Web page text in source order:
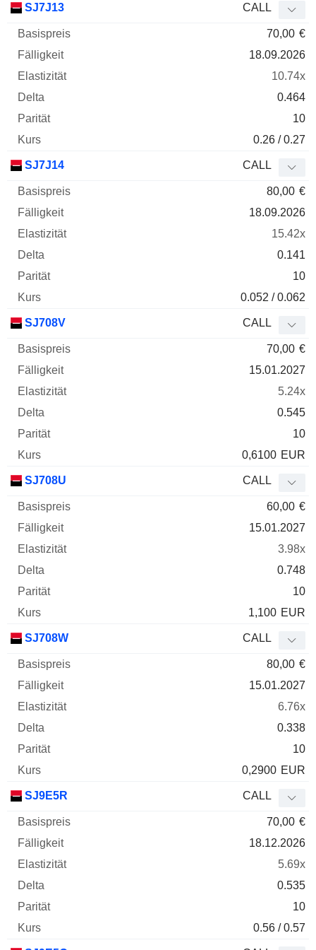
SJ7J13 CALL
70,00 €
18.09.2026
10.74x
0.464
10
0.26 / 0.27
SJ7J14 CALL
80,00 €
18.09.2026
15.42x
0.141
10
0.052 / 0.062
SJ708V CALL
70,00 €
15.01.2027
5.24x
0.545
10
0,6100 EUR
SJ708U CALL
60,00 €
15.01.2027
3.98x
0.748
10
1,100 EUR
SJ708W CALL
80,00 €
15.01.2027
6.76x
0.338
10
0,2900 EUR
SJ9E5R CALL
70,00 €
18.12.2026
5.69x
0.535
10
0.56 / 0.57